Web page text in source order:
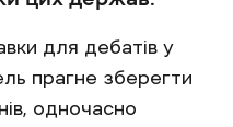
для дебатів у
прагне зберегти
одночасно